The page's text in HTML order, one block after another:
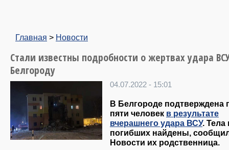
Главная > Новости
Стали известны подробности о жертвах удара
Белгороду
04.07.2022 - 15:01
В Белгороде подтверждена
пяти человек в результате
вчерашнего удара ВСУ. Тела
погибших найдены,
Новости их родственница.